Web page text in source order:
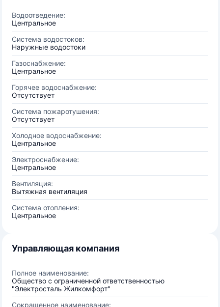
Водоотведение:
Центральное
Система водостоков:
Наружные водостоки
Газоснабжение:
Центральное
Горячее водоснабжение:
Отсутствует
Система пожаротушения:
Отсутствует
Холодное водоснабжение:
Центральное
Электроснабжение:
Центральное
Вентиляция:
Вытяжная вентиляция
Система отопления:
Центральное
Управляющая компания
Полное наименование:
Общество с ограниченной ответственностью
"Электросталь Жилкомфорт"
Сокращенное наименование: